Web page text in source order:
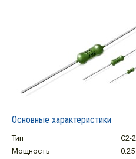
Основные характеристики
Тип
С2-
Мощность